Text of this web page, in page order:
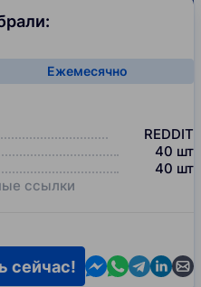
Ежемесячно
REDDIT
40 шт
40 шт
ссылки
Contact us in
Contact us
Contact
сейчас!